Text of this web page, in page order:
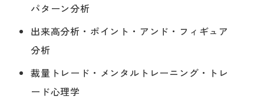
パターン分析
出来高分析・ポイント・アンド・フィギュア
分析
裁量トレード・メンタルトレーニング・トレ
ード心理学